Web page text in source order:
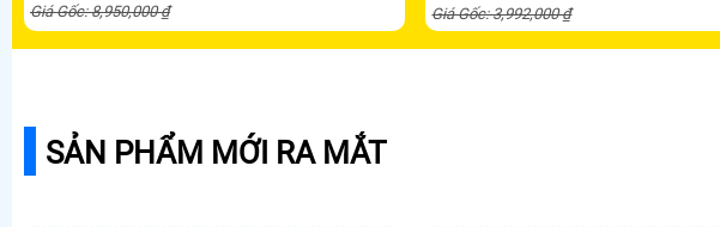
Giá Gốc: 8,950,000 ₫ Giá Gốc: 3,992,000 ₫
SẢN PHẨM MỚI RA MẮT